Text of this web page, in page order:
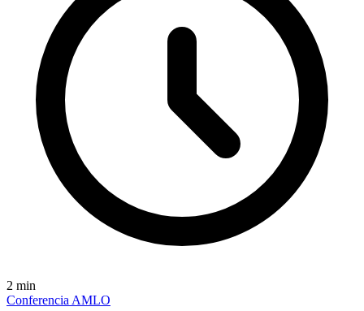
2 min
Conferencia AMLO